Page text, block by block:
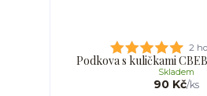
2
Podkova s kuličkami
90 Kč/ks
Skladem